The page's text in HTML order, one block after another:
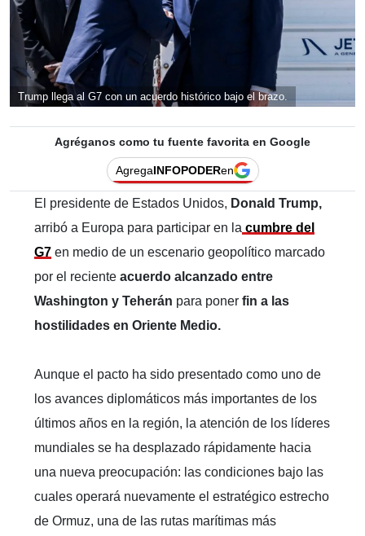
Trump llega al G7 con un acuerdo histórico bajo el brazo.
Agréganos como tu fuente favorita en Google
AgregaINFOPODERen
El presidente de Estados Unidos, Donald Trump,
arribó a Europa para participar en la cumbre del
G7 en medio de un escenario geopolítico marcado
por el reciente acuerdo alcanzado entre
Washington y Teherán para poner fin a las
hostilidades en Oriente Medio.
Aunque el pacto ha sido presentado como uno de
los avances diplomáticos más importantes de los
últimos años en la región, la atención de los líderes
mundiales se ha desplazado rápidamente hacia
una nueva preocupación: las condiciones bajo las
cuales operará nuevamente el estratégico estrecho
de Ormuz, una de las rutas marítimas más